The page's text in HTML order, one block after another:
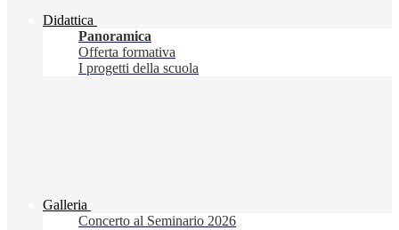
Didattica
Panoramica
Offerta formativa
I progetti della scuola
Galleria
Concerto al Seminario 2026